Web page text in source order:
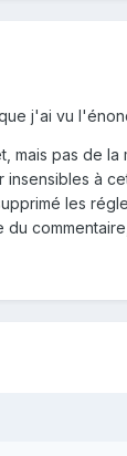
j'ai vu
mais pas de
à
les